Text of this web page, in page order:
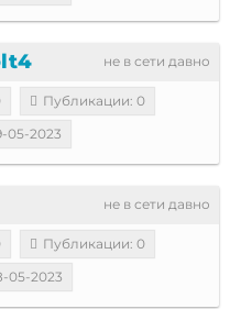
не в сети давно
Публикации: 0
05-2023
не в сети давно
Публикации: 0
05-2023